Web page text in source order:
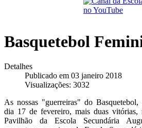
Basquetebol
Detalhes
Publicado em 03 janeiro 2018
Visualizações: 3032
As nossas "guerreiras" do Basquetebol,
dia 17 de fevereiro, mais duas vitórias,
Pavilhão da Escola Secundária